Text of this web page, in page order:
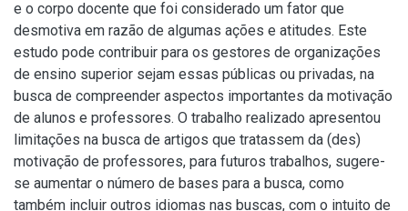
e o corpo docente que foi considerado um fator que
desmotiva em razão de algumas ações e atitudes. Este
estudo pode contribuir para os gestores de organizações
de ensino superior sejam essas públicas ou privadas, na
busca de compreender aspectos importantes da motivação
de alunos e professores. O trabalho realizado apresentou
limitações na busca de artigos que tratassem da (des)
motivação de professores, para futuros trabalhos, sugere-
se aumentar o número de bases para a busca, como
também incluir outros idiomas nas buscas, com o intuito de